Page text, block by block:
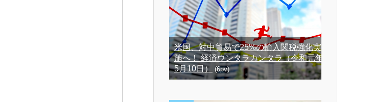
米国、対中貿易で25%の輸入関税強化実
施へ！ 経済ウンタラカンタラ（令和元年
5月10日）
(6pv)